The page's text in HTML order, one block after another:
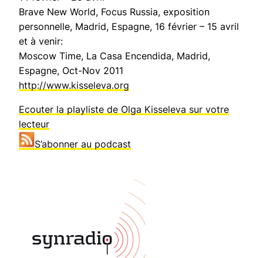
Brave New World, Focus Russia, exposition
personnelle, Madrid, Espagne, 16 février – 15 avril
et à venir:
Moscow Time, La Casa Encendida, Madrid,
Espagne, Oct-Nov 2011
http://www.kisseleva.org
Ecouter la playliste de Olga Kisseleva sur votre
lecteur
S’abonner au podcast